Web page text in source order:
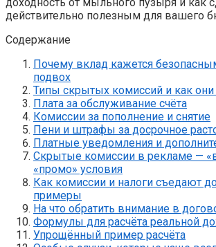
действительно полезным для вашего
Содержание
Почему вклад кажется
подвох
Типы скрытых комиссий и как
Плата за обслуживание счёта
Комиссии за пополнение и снятие
Пени и штрафы за досрочное
Платные уведомления и
Скрытые комиссии в рекламе —
«промо» условия
Как комиссии и налоги съедают
примеры
На что обратить внимание в
Формулы для расчёта реальной
Упрощённый пример расчёта